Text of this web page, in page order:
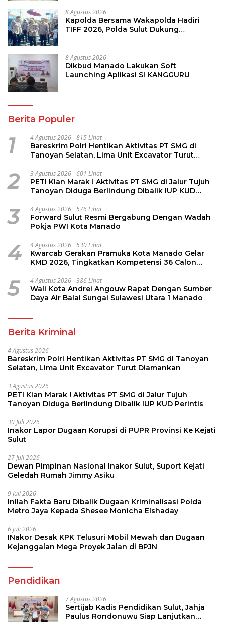
8 Agustus 2026
Kapolda Bersama Wakapolda Hadiri
TIFF 2026, Polda Sulut Dukung
8 Agustus 2026
Dikbud Manado Lakukan Soft
Launching Aplikasi SI KANGGURU
Berita Populer
1 4 Agustus 2026 815 Lihat
Bareskrim Polri Hentikan Aktivitas PT SMG di
Tanoyan Selatan, Lima Unit Excavator Turut
2 3 Agustus 2026 601 Lihat
PETI Kian Marak ! Aktivitas PT SMG di Jalur Tujuh
Tanoyan Diduga Berlindung Dibalik IUP KUD
3 4 Agustus 2026 576 Lihat
Forward Sulut Resmi Bergabung Dengan Wadah
Pokja PWI Kota Manado
4 4 Agustus 2026 530 Lihat
Kwarcab Gerakan Pramuka Kota Manado Gelar
KMD 2026, Tingkatkan Kompetensi 36 Calon
5 4 Agustus 2026 386 Lihat
Wali Kota Andrei Angouw Rapat Dengan Sumber
Daya Air Balai Sungai Sulawesi Utara 1 Manado
Berita Kriminal
4 Agustus 2026
Bareskrim Polri Hentikan Aktivitas PT SMG di Tanoyan
Selatan, Lima Unit Excavator Turut Diamankan
3 Agustus 2026
PETI Kian Marak ! Aktivitas PT SMG di Jalur Tujuh
Tanoyan Diduga Berlindung Dibalik IUP KUD Perintis
30 Juli 2026
Inakor Lapor Dugaan Korupsi di PUPR Provinsi Ke Kejati
Sulut
27 Juli 2026
Dewan Pimpinan Nasional Inakor Sulut, Suport Kejati
Geledah Rumah Jimmy Asiku
9 Juli 2026
Inilah Fakta Baru Dibalik Dugaan Kriminalisasi Polda
Metro Jaya Kepada Shesee Monicha Elshaday
6 Juli 2026
INakor Desak KPK Telusuri Mobil Mewah dan Dugaan
Kejanggalan Mega Proyek Jalan di BPJN
Pendidikan
7 Agustus 2026
Sertijab Kadis Pendidikan Sulut, Jahja
Paulus Rondonuwu Siap Lanjutkan